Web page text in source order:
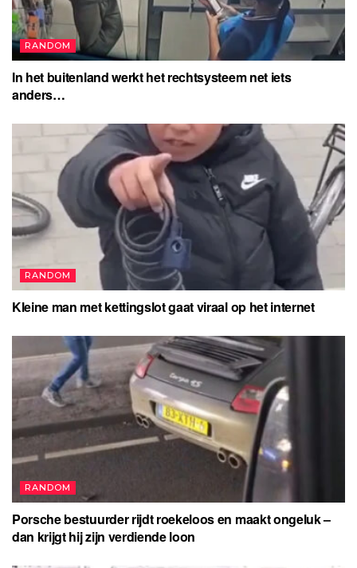
RANDOM
In het buitenland werkt het rechtsysteem net iets
anders…
RANDOM
Kleine man met kettingslot gaat viraal op het internet
RANDOM
Porsche bestuurder rijdt roekeloos en maakt ongeluk –
dan krijgt hij zijn verdiende loon